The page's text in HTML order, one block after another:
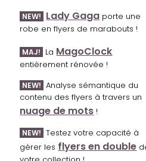
NEW! Lady Gaga porte une
robe en flyers de marabouts !
MAJ! La MagoClock
entièrement rénovée !
NEW! Analyse sémantique du
contenu des flyers à travers un
nuage de mots !
NEW! Testez votre capacité à
gérer les flyers en double